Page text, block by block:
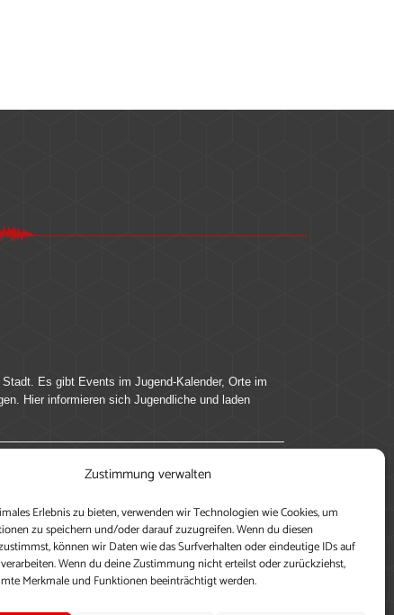
Zustimmung verwalten
Erlebnis zu bieten, verwenden wir Technologien wie Cookies, um
zu speichern und/oder darauf zuzugreifen. Wenn du diesen
können wir Daten wie das Surfverhalten oder eindeutige IDs auf
Wenn du deine Zustimmung nicht erteilst oder zurückziehst,
Merkmale und Funktionen beeinträchtigt werden.
Es gibt Events im Jugend-Kalender, Orte im
Hier informieren sich Jugendliche und laden
teile deine Perspektive und veröffentliche
nutzen zu können, ein Profil anzulegen, eigene